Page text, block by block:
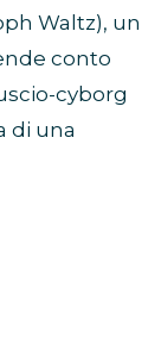
Waltz), un
conto
cyborg
di una